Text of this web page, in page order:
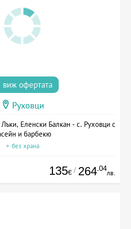
виж офертата
Руховци
Еленски Балкан - с. Руховци с
и барбекю
+ без храна
135€ / 264.04
лв.